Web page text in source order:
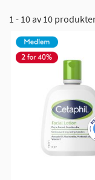
1 - 10 av 10